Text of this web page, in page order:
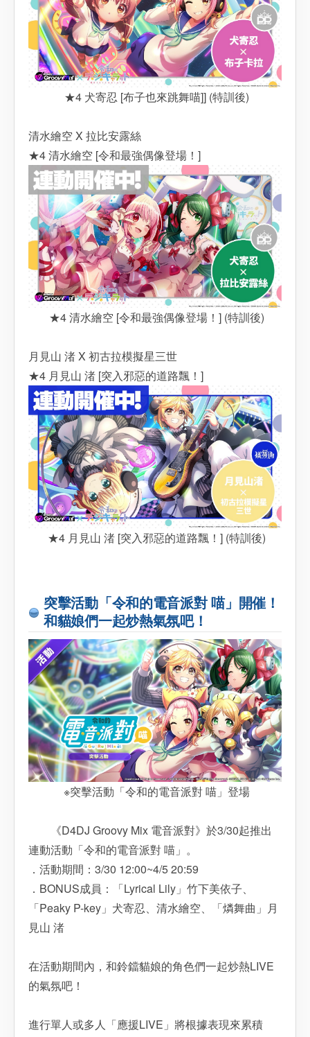
★4 犬寄忍 [布子也來跳舞喵]] (特訓後)
清水繪空 X 拉比安露絲
★4 清水繪空 [令和最強偶像登場！]
★4 清水繪空 [令和最強偶像登場！] (特訓後)
月見山 渚 X 初古拉模擬星三世
★4 月見山 渚 [突入邪惡的道路飄！]
★4 月見山 渚 [突入邪惡的道路飄！] (特訓後)
突擊活動「令和的電音派對 喵」開催！
和貓娘們一起炒熱氣氛吧！
※突擊活動「令和的電音派對 喵」登場
《D4DJ Groovy Mix 電音派對》於3/30起推出
連動活動「令和的電音派對 喵」。
．活動期間：3/30 12:00~4/5 20:59
．BONUS成員：「Lyrical Lily」竹下美依子、
「Peaky P-key」犬寄忍、清水繪空、「燐舞曲」月
見山 渚
在活動期間內，和鈴鐺貓娘的角色們一起炒熱LIVE
的氣氛吧！
進行單人或多人「應援LIVE」將根據表現來累積